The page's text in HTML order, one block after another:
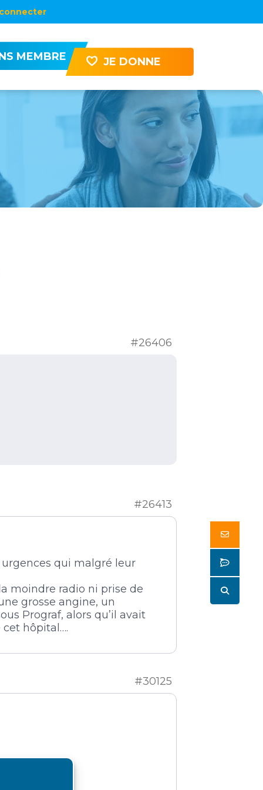
MEMBRE JE DONNE
#26406
#26413
qui malgré leur
moindre radio ni prise de
grosse angine, un
Prograf, alors qu’il avait
hôpital….
#30125